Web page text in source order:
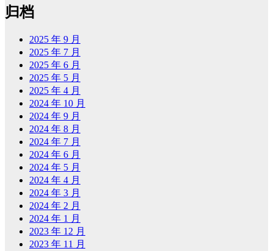
归档
2025 年 9 月
2025 年 7 月
2025 年 6 月
2025 年 5 月
2025 年 4 月
2024 年 10 月
2024 年 9 月
2024 年 8 月
2024 年 7 月
2024 年 6 月
2024 年 5 月
2024 年 4 月
2024 年 3 月
2024 年 2 月
2024 年 1 月
2023 年 12 月
2023 年 11 月